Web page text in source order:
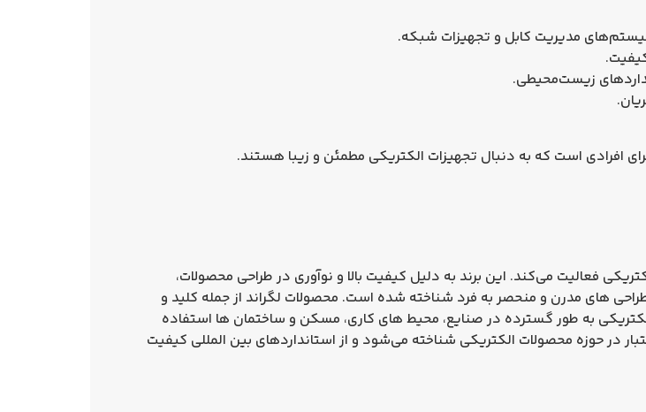
سیستم‌های مدیریت کابل و تجهیزات شبکه.
زیست‌محیطی.
برای افرادی است که به دنبال تجهیزات الکتریکی مطمئن و زیبا هستند.
فعالیت می‌کند. این برند به دلیل کیفیت بالا و نوآوری در طراحی محصولات،
طراحی‌ های مدرن و منحصر به فرد شناخته شده است. محصولات لگراند از جمله کلید و
به طور گسترده در صنایع، محیط‌ های کاری، مسکن و ساختمان‌ ها استفاده
در حوزه محصولات الکتریکی شناخته می‌شود و از استانداردهای بین‌ المللی کیفیت